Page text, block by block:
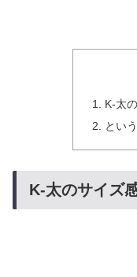
K-太
とい
K-太のサイズ